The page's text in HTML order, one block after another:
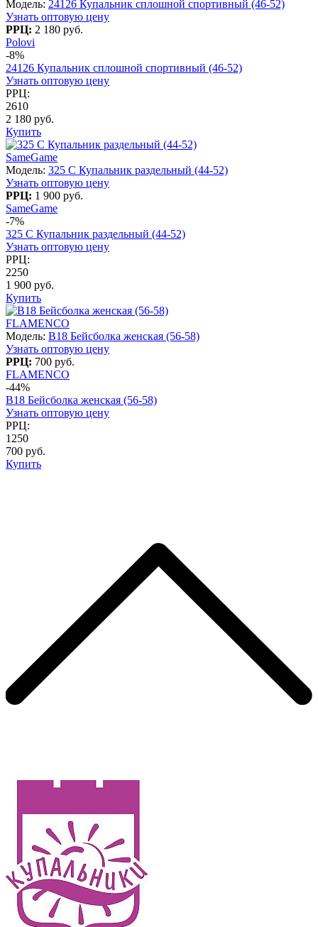
Модель: 24126 Купальник сплошной спортивный (46-52)
Узнать оптовую цену
РРЦ: 2 180 руб.
Polovi
-8%
24126 Купальник сплошной спортивный (46-52)
Узнать оптовую цену
РРЦ:
2610
2 180 руб.
Купить
SameGame
Модель: 325 C Купальник раздельный (44-52)
Узнать оптовую цену
РРЦ: 1 900 руб.
SameGame
-7%
325 C Купальник раздельный (44-52)
Узнать оптовую цену
РРЦ:
2250
1 900 руб.
Купить
FLAMENCO
Модель: B18 Бейсболка женская (56-58)
Узнать оптовую цену
РРЦ: 700 руб.
FLAMENCO
-44%
B18 Бейсболка женская (56-58)
Узнать оптовую цену
РРЦ:
1250
700 руб.
Купить